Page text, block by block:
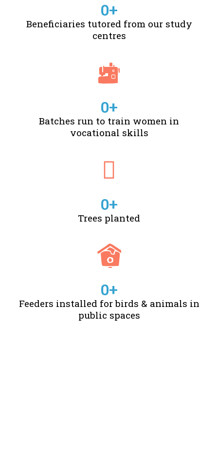
Beneficiaries tutored from our study
centres
0+
Batches run to train women in
vocational skills
0+
Trees planted
0+
Feeders installed for birds & animals in
public spaces
0+